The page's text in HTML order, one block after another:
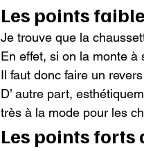
Les points
Je trouve que la
En effet, si on la monte
Il faut donc faire un
D’ autre part,
très à la mode pour les
Les points forts